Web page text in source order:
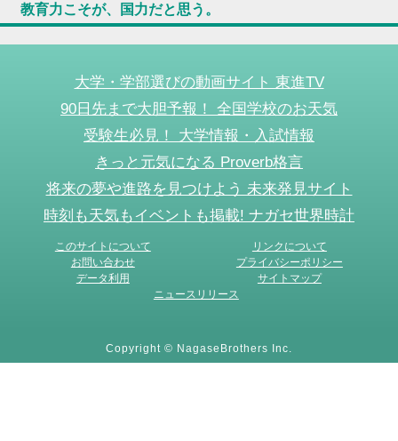
教育力こそが、国力だと思う。
大学・学部選びの動画サイト 東進TV
90日先まで大胆予報！ 全国学校のお天気
受験生必見！ 大学情報・入試情報
きっと元気になる Proverb格言
将来の夢や進路を見つけよう 未来発見サイト
時刻も天気もイベントも掲載! ナガセ世界時計
このサイトについて
リンクについて
お問い合わせ
プライバシーポリシー
データ利用
サイトマップ
ニュースリリース
Copyright © NagaseBrothers Inc.